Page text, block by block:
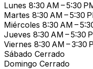
Lunes 8:30 AM – 5:30
Martes 8:30 AM – 5:30
Miércoles 8:30 AM –
Jueves 8:30 AM – 5:30
Viernes 8:30 AM – 3:30
Sábado Cerrado
Domingo Cerrado